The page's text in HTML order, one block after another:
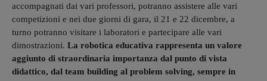
accompagnati dai vari professori, potranno assistere alle vari
competizioni e nei due giorni di gara, il 21 e 22 dicembre, a
turno potranno visitare i laboratori e partecipare alle vari
dimostrazioni. La robotica educativa rappresenta un valore
aggiunto di straordinaria importanza dal punto di vista
didattico, dal team building al problem solving, sempre in